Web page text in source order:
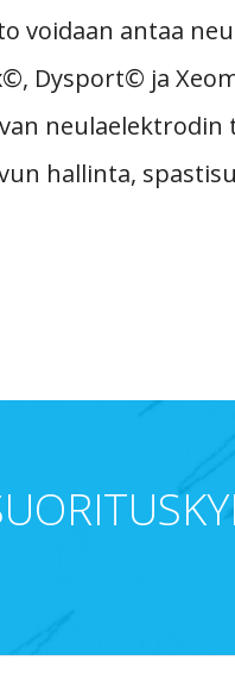
voidaan antaa
Dysport© ja
neulaelektrodin
hallinta,